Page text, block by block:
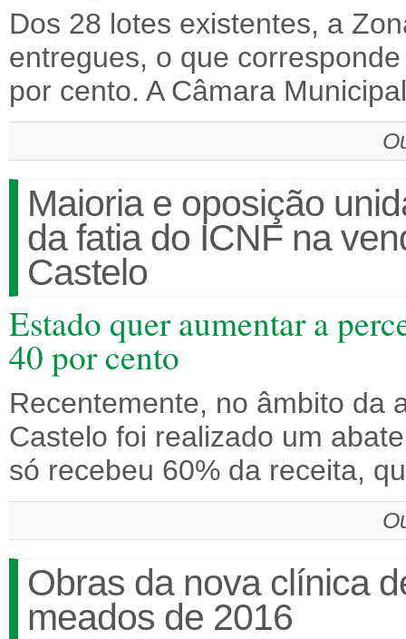
Dos 28 lotes existentes, a
entregues, o que
por cento. A Câmara
Maioria e oposição
da fatia do ICNF na
Castelo
Estado quer aumentar a
40 por cento
Recentemente, no âmbito da
Castelo foi realizado um
só recebeu 60% da receita,
Obras da nova clínica
meados de 2016